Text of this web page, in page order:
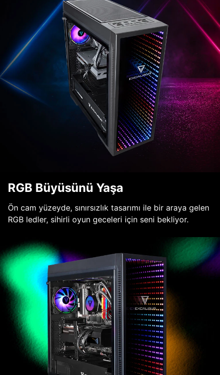
RGB Büyüsünü Yaşa
Ön cam yüzeyde, sınırsızlık tasarımı ile bir araya gelen
RGB ledler, sihirli oyun geceleri için seni bekliyor.